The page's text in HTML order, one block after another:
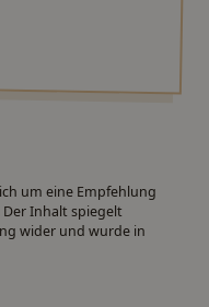
um eine Empfehlung
Inhalt spiegelt
wider und wurde in